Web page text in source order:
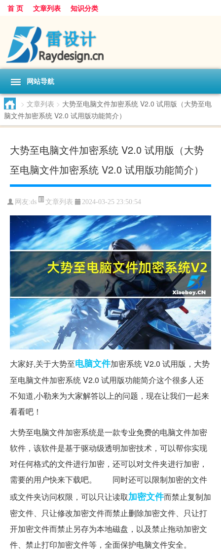
首 页 文章列表 知识分类
网站导航
> 文章列表 > 大势至电脑文件加密系统 V2.0 试用版（大势至电
脑文件加密系统 V2.0 试用版功能简介）
大势至电脑文件加密系统 V2.0 试用版（大势
至电脑文件加密系统 V2.0 试用版功能简介）
网友:ds 文章列表 2024-03-25 23:50:54
大家好,关于大势至电脑文件加密系统 V2.0 试用版，大势
至电脑文件加密系统 V2.0 试用版功能简介这个很多人还
不知道,小勒来为大家解答以上的问题，现在让我们一起来
看看吧！
大势至电脑文件加密系统是一款专业免费的电脑文件加密
软件，该软件是基于驱动级透明加密技术，可以帮你实现
对任何格式的文件进行加密，还可以对文件夹进行加密，
需要的用户快来下载吧。 同时还可以限制加密的文件
或文件夹访问权限，可以只让读取加密文件而禁止复制加
密文件、只让修改加密文件而禁止删除加密文件、只让打
开加密文件而禁止另存为本地磁盘，以及禁止拖动加密文
件、禁止打印加密文件等，全面保护电脑文件安全。